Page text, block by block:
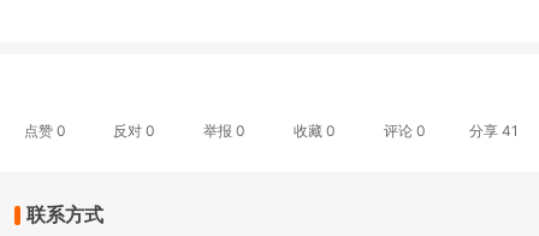
点赞 0 反对0 举报 0 收藏 0 评论 0 分享41
联系方式